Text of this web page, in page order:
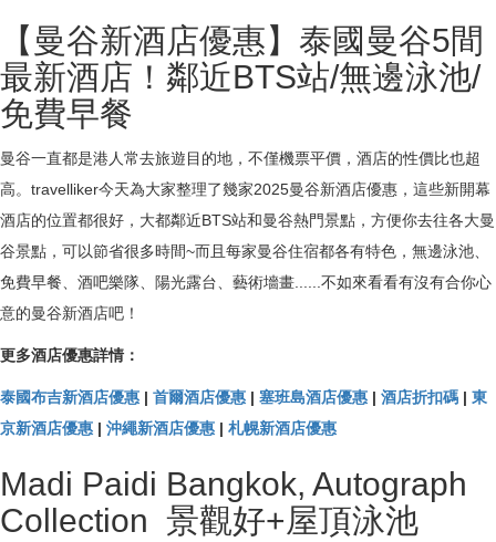
【曼谷新酒店優惠】泰國曼谷5間
最新酒店！鄰近BTS站/無邊泳池/
免費早餐
曼谷一直都是港人常去旅遊目的地，不僅機票平價，酒店的性價比也超
高。travelliker今天為大家整理了幾家2025曼谷新酒店優惠，這些新開幕
酒店的位置都很好，大都鄰近BTS站和曼谷熱門景點，方便你去往各大曼
谷景點，可以節省很多時間~而且每家曼谷住宿都各有特色，無邊泳池、
免費早餐、酒吧樂隊、陽光露台、藝術墻畫......不如來看看有沒有合你心
意的曼谷新酒店吧！
更多酒店優惠詳情：
泰國布吉新酒店優惠 | 首爾酒店優惠 | 塞班島酒店優惠 | 酒店折扣碼 | 東
京新酒店優惠 | 沖繩新酒店優惠 | 札幌新酒店優惠
Madi Paidi Bangkok, Autograph
Collection 景觀好+屋頂泳池